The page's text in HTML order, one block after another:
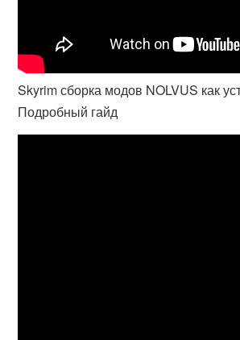
Skyrim сборка модов NOLVUS как
Подробный гайд